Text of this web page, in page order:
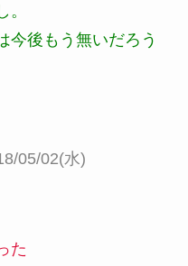
今後もう無いだろう
05/02(水)
た